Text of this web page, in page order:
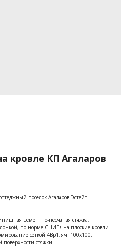
кровле КП Агаларов
поселок Агаларов Эстейт.
цементно-песчаная стяжка,
по норме СНИПа на плоские кровли
сеткой 4Вр1, яч. 100х100.
поверхности стяжки.